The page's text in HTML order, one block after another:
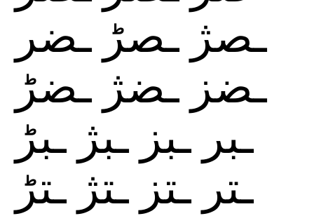
ـصژ ـصڑ ـضر
ـضز ـضژ ـضڑ
ـبر ـبز ـبژ ـبڑ
ـتر ـتز ـتژ ـتڑ